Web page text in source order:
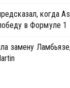
когда
в Формуле 1
замену